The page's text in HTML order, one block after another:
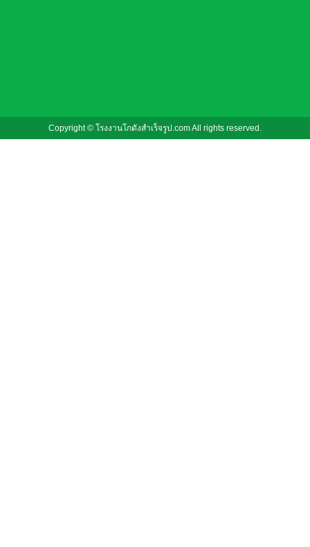
Copyright © โรงงานโกดังสําเร็จรูป.com All rights reserved.